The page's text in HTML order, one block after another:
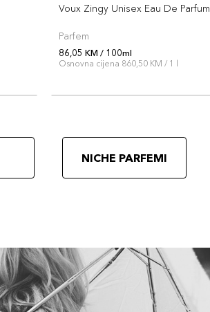
Voux Zingy Unisex Eau De Parfum
Parfem
86,05 KM / 100ml
Osnovna cijena 860,50 KM / 1 l
NICHE PARFEMI